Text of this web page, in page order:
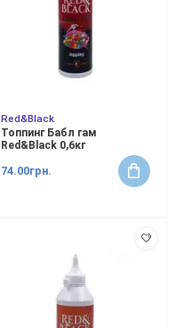
Red&Black
Топпинг Бабл гам
Red&Black 0,6кг
74.00грн.